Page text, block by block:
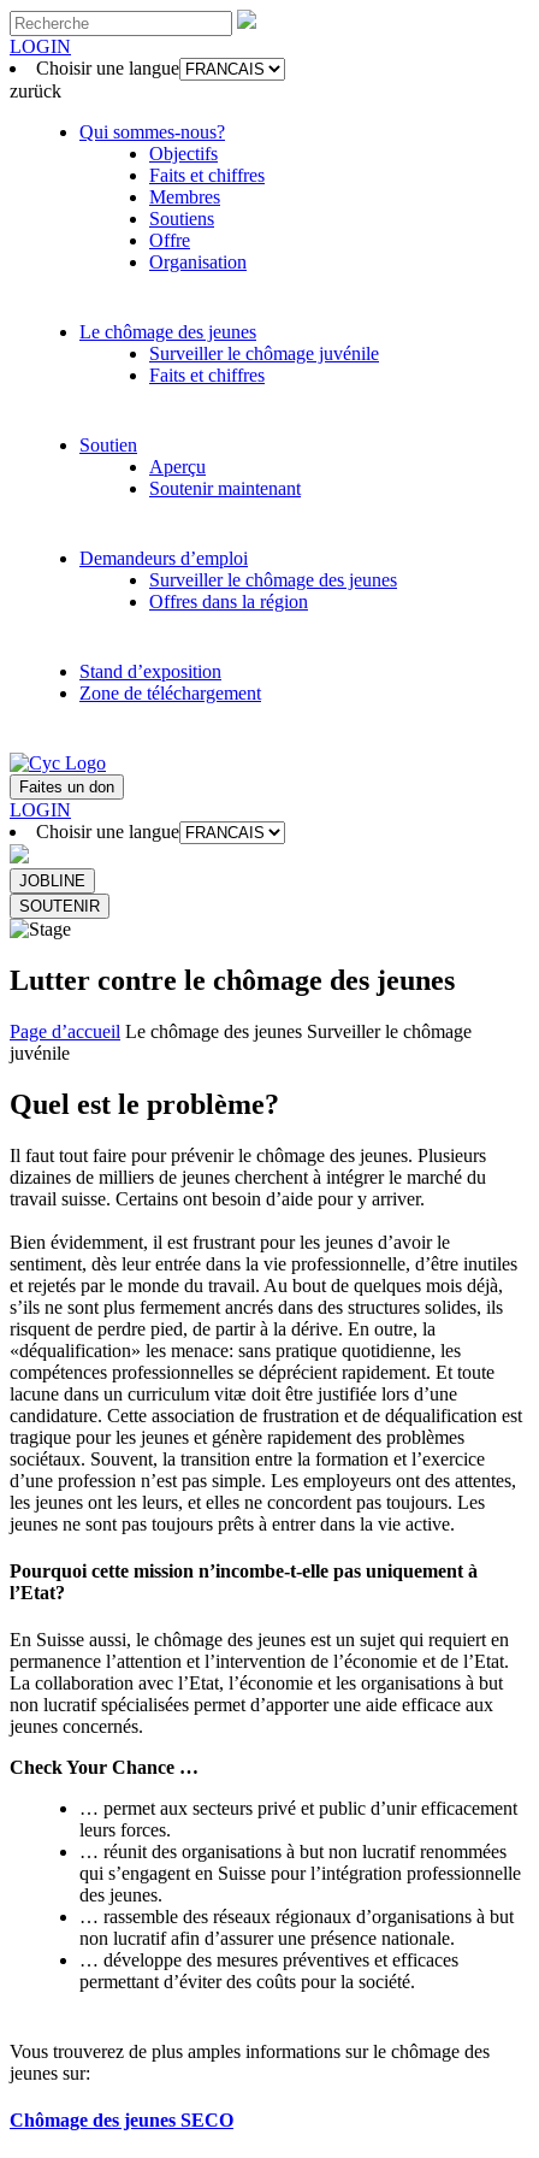
LOGIN
Choisir une langue
zurück
Qui sommes-nous?
Objectifs
Faits et chiffres
Membres
Soutiens
Offre
Organisation
Le chômage des jeunes
Surveiller le chômage juvénile
Faits et chiffres
Soutien
Aperçu
Soutenir maintenant
Demandeurs d’emploi
Surveiller le chômage des jeunes
Offres dans la région
Stand d’exposition
Zone de téléchargement
Faites un don
LOGIN
Choisir une langue
JOBLINE
SOUTENIR
Lutter contre le chômage des jeunes
Page d’accueil Le chômage des jeunes Surveiller le chômage
juvénile
Quel est le problème?
Il faut tout faire pour prévenir le chômage des jeunes. Plusieurs
dizaines de milliers de jeunes cherchent à intégrer le marché du
travail suisse. Certains ont besoin d’aide pour y arriver.
Bien évidemment, il est frustrant pour les jeunes d’avoir le
sentiment, dès leur entrée dans la vie professionnelle, d’être inutiles
et rejetés par le monde du travail. Au bout de quelques mois déjà,
s’ils ne sont plus fermement ancrés dans des structures solides, ils
risquent de perdre pied, de partir à la dérive. En outre, la
«déqualification» les menace: sans pratique quotidienne, les
compétences professionnelles se déprécient rapidement. Et toute
lacune dans un curriculum vitæ doit être justifiée lors d’une
candidature. Cette association de frustration et de déqualification est
tragique pour les jeunes et génère rapidement des problèmes
sociétaux. Souvent, la transition entre la formation et l’exercice
d’une profession n’est pas simple. Les employeurs ont des attentes,
les jeunes ont les leurs, et elles ne concordent pas toujours. Les
jeunes ne sont pas toujours prêts à entrer dans la vie active.
Pourquoi cette mission n’incombe-t-elle pas uniquement à
l’Etat?
En Suisse aussi, le chômage des jeunes est un sujet qui requiert en
permanence l’attention et l’intervention de l’économie et de l’Etat.
La collaboration avec l’Etat, l’économie et les organisations à but
non lucratif spécialisées permet d’apporter une aide efficace aux
jeunes concernés.
Check Your Chance …
… permet aux secteurs privé et public d’unir efficacement
leurs forces.
… réunit des organisations à but non lucratif renommées
qui s’engagent en Suisse pour l’intégration professionnelle
des jeunes.
… rassemble des réseaux régionaux d’organisations à but
non lucratif afin d’assurer une présence nationale.
… développe des mesures préventives et efficaces
permettant d’éviter des coûts pour la société.
Vous trouverez de plus amples informations sur le chômage des
jeunes sur:
Chômage des jeunes SECO